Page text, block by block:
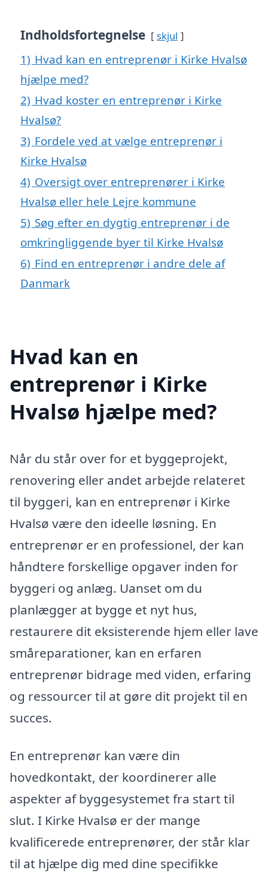
Indholdsfortegnelse skjul
1) Hvad kan en entreprenør i Kirke Hvalsø
hjælpe med?
2) Hvad koster en entreprenør i Kirke
Hvalsø?
3) Fordele ved at vælge entreprenør i
Kirke Hvalsø
4) Oversigt over entreprenører i Kirke
Hvalsø eller hele Lejre kommune
5) Søg efter en dygtig entreprenør i de
omkringliggende byer til Kirke Hvalsø
6) Find en entreprenør i andre dele af
Danmark
Hvad kan en
entreprenør i Kirke
Hvalsø hjælpe med?
Når du står over for et byggeprojekt,
renovering eller andet arbejde relateret
til byggeri, kan en entreprenør i Kirke
Hvalsø være den ideelle løsning. En
entreprenør er en professionel, der kan
håndtere forskellige opgaver inden for
byggeri og anlæg. Uanset om du
planlægger at bygge et nyt hus,
restaurere dit eksisterende hjem eller lave
småreparationer, kan en erfaren
entreprenør bidrage med viden, erfaring
og ressourcer til at gøre dit projekt til en
succes.
En entreprenør kan være din
hovedkontakt, der koordinerer alle
aspekter af byggesystemet fra start til
slut. I Kirke Hvalsø er der mange
kvalificerede entreprenører, der står klar
til at hjælpe dig med dine specifikke